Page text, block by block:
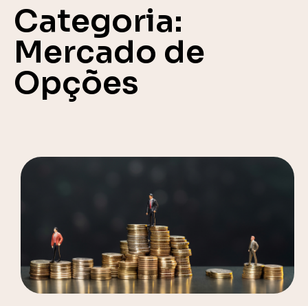
Categoria:
Mercado de
Opções